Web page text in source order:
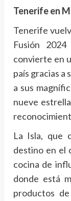
Tenerife en
Tenerife
Fusión
convierte en
país gracias a
a sus
nueve
La Isla, que
destino en el
cocina de
donde está
productos